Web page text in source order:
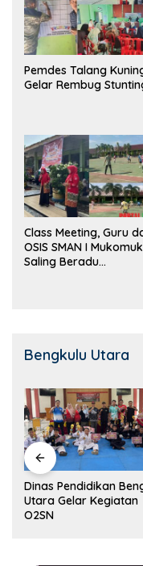
Pemdes Talang
Gelar Rembug
Class Meeting, Guru
OSIS SMAN I
Saling Beradu
Bengkulu Utara
Dinas Pendidikan
Utara Gelar Kegiatan
O2SN